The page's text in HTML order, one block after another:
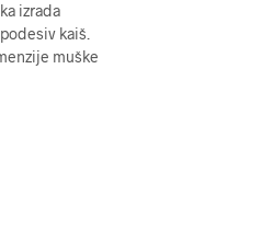
izrada
kaiš.
muške